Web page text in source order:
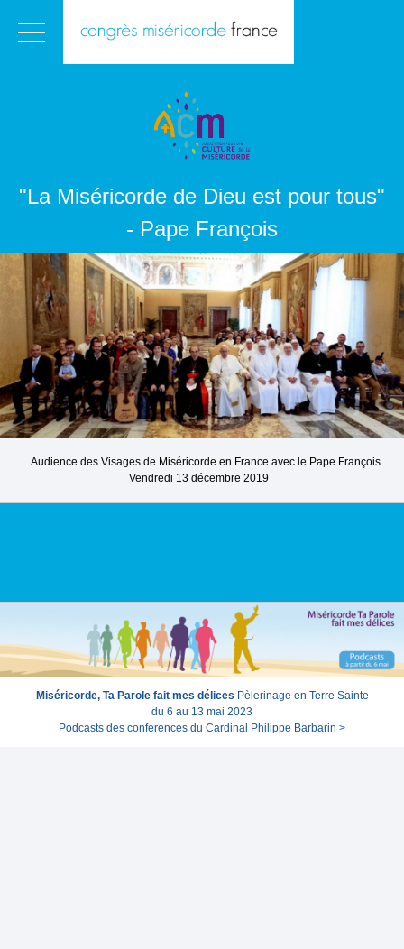
"La Miséricorde de Dieu est pour tous"
- Pape François
Audience des Visages de Miséricorde en France avec le Pape François
Vendredi 13 décembre 2019
Miséricorde, Ta Parole fait mes délices Pèlerinage en Terre Sainte
du 6 au 13 mai 2023
Podcasts des conférences du Cardinal Philippe Barbarin >